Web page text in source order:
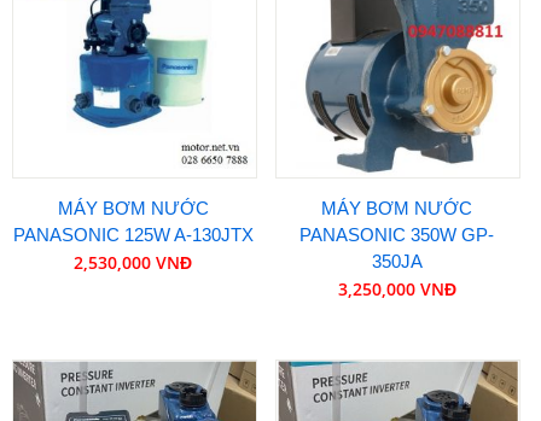
MÁY BƠM NƯỚC
PANASONIC 125W A-130JTX
2,530,000 VNĐ
MÁY BƠM NƯỚC
PANASONIC 350W GP-
350JA
3,250,000 VNĐ